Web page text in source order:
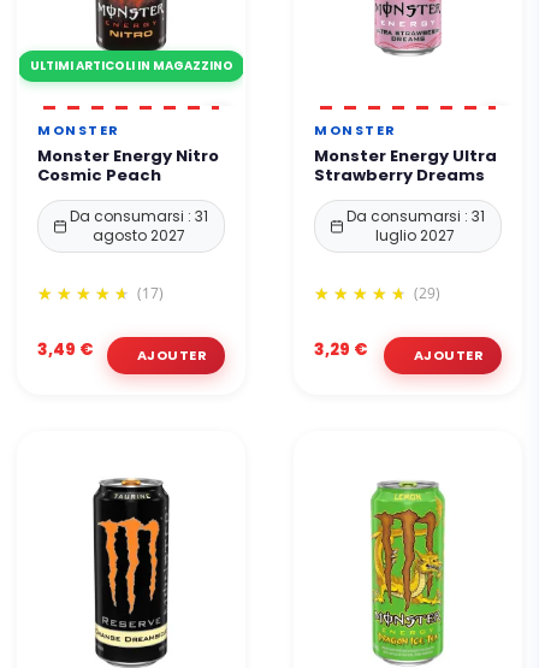
ULTIMI ARTICOLI IN MAGAZZINO
MONSTER
Monster Energy Nitro
Cosmic Peach
Da consumarsi : 31
agosto 2027
(17)
3,49 €
MONSTER
Monster Energy Ultra
Strawberry Dreams
Da consumarsi : 31
luglio 2027
(29)
3,29 €